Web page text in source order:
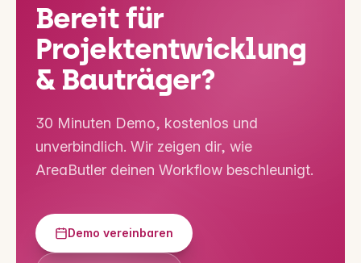
Bereit für
Projektentwicklung
& Bauträger?
30 Minuten Demo, kostenlos und
unverbindlich. Wir zeigen dir, wie
AreaButler deinen Workflow beschleunigt.
Demo vereinbaren